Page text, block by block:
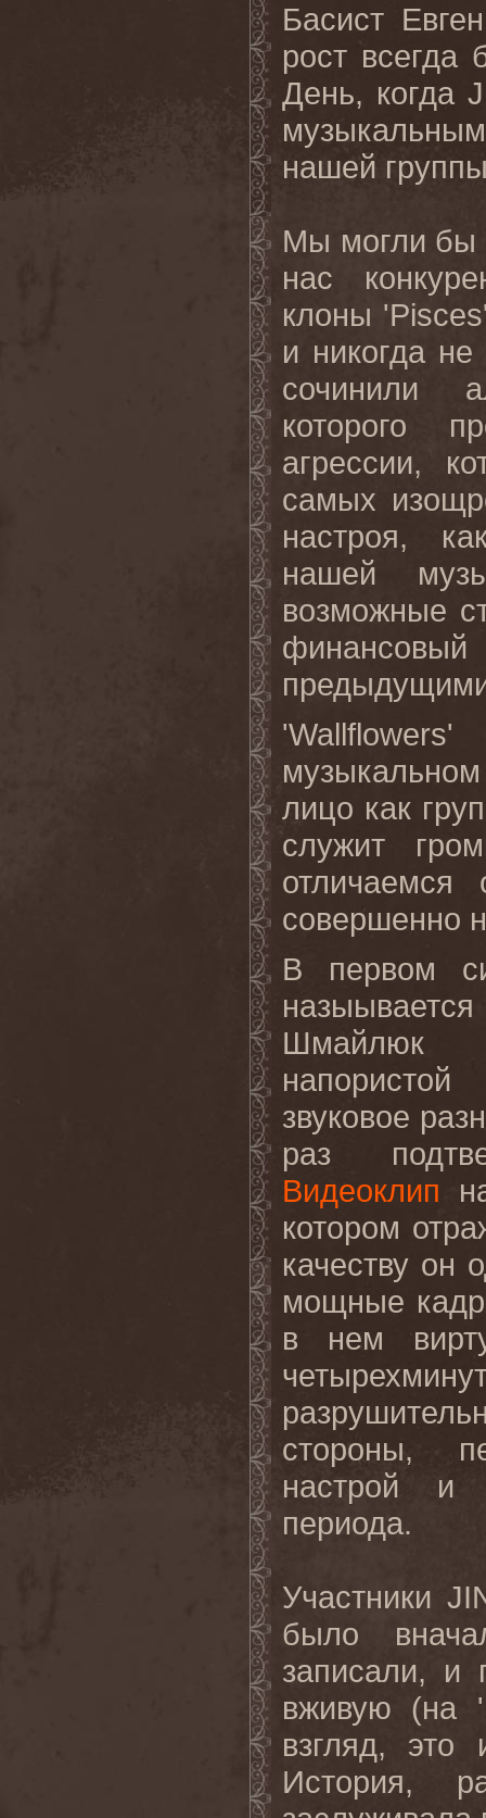
Басист
рост
День, когда
нашей
Мы могли бы
нас
клоны
и никогда
сочинили
которого
агрессии,
самых
настроя,
нашей
возможные
лицо как
служит
совершенно
В первом
Шмайлюк
звуковое
раз
Видеоклип
котором
качеству он
мощные
в нем
стороны,
настрой и
периода.
Участники
было
записали, и
вживую (на
взгляд, это
История,